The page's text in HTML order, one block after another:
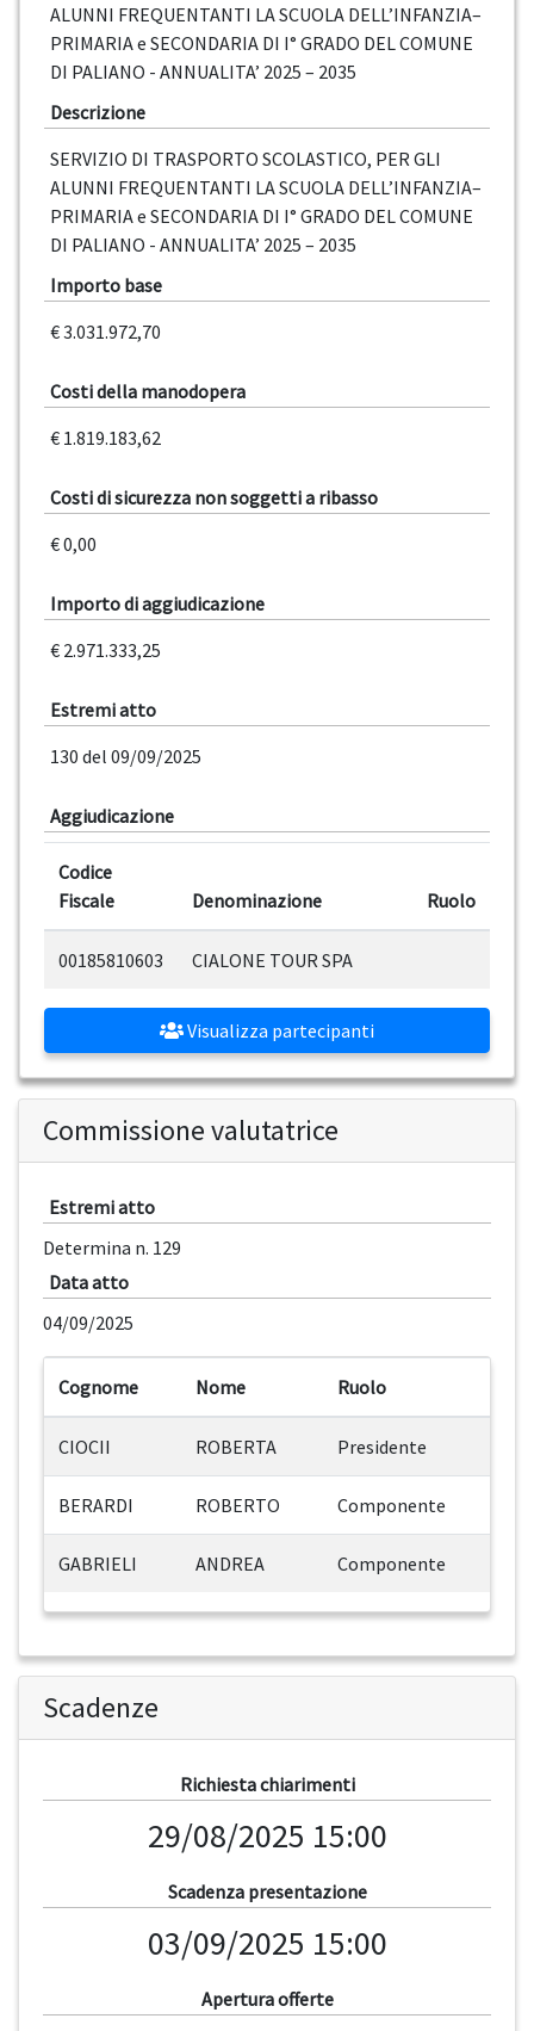
ALUNNI FREQUENTANTI LA SCUOLA DELL’INFANZIA–
PRIMARIA e SECONDARIA DI I° GRADO DEL COMUNE
DI PALIANO - ANNUALITA’ 2025 – 2035
Descrizione
SERVIZIO DI TRASPORTO SCOLASTICO, PER GLI
ALUNNI FREQUENTANTI LA SCUOLA DELL’INFANZIA–
PRIMARIA e SECONDARIA DI I° GRADO DEL COMUNE
DI PALIANO - ANNUALITA’ 2025 – 2035
Importo base
€ 3.031.972,70
Costi della manodopera
€ 1.819.183,62
Costi di sicurezza non soggetti a ribasso
€ 0,00
Importo di aggiudicazione
€ 2.971.333,25
Estremi atto
130 del 09/09/2025
Aggiudicazione
Codice
Fiscale
Denominazione Ruolo
00185810603 CIALONE TOUR SPA
Visualizza partecipanti
Commissione valutatrice
Estremi atto
Determina n. 129
Data atto
04/09/2025
Cognome Nome Ruolo
CIOCII ROBERTA Presidente
BERARDI ROBERTO Componente
GABRIELI ANDREA Componente
Scadenze
Richiesta chiarimenti
29/08/2025 15:00
Scadenza presentazione
03/09/2025 15:00
Apertura offerte